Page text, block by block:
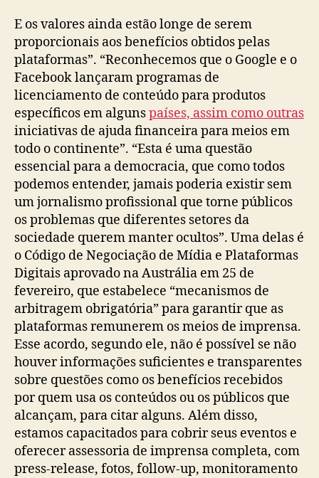
E os valores ainda estão longe de serem
proporcionais aos benefícios obtidos pelas
plataformas”. “Reconhecemos que o Google e o
Facebook lançaram programas de
licenciamento de conteúdo para produtos
específicos em algunspaíses, assim como outras
iniciativas de ajuda financeira para meios em
todo o continente”. “Esta é uma questão
essencial para a democracia, que como todos
podemos entender, jamais poderia existir sem
um jornalismo profissional que torne públicos
os problemas que diferentes setores da
sociedade querem manter ocultos”. Uma delas é
o Código de Negociação de Mídia e Plataformas
Digitais aprovado na Austrália em 25 de
fevereiro, que estabelece “mecanismos de
arbitragem obrigatória” para garantir que as
plataformas remunerem os meios de imprensa.
Esse acordo, segundo ele, não é possível se não
houver informações suficientes e transparentes
sobre questões como os benefícios recebidos
por quem usa os conteúdos ou os públicos que
alcançam, para citar alguns. Além disso,
estamos capacitados para cobrir seus eventos e
oferecer assessoria de imprensa completa, com
press-release, fotos, follow-up, monitoramento